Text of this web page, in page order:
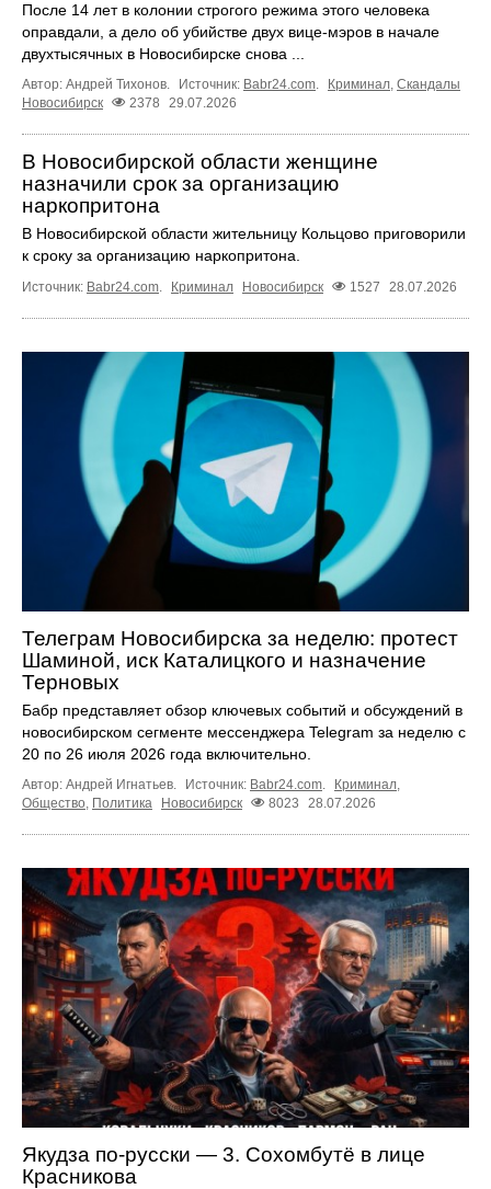
После 14 лет в колонии строгого режима этого человека
оправдали, а дело об убийстве двух вице-мэров в начале
двухтысячных в Новосибирске снова ...
Автор: Андрей Тихонов. Источник: Babr24.com. Криминал, Скандалы
Новосибирск
2378 29.07.2026
В Новосибирской области женщине
назначили срок за организацию
наркопритона
В Новосибирской области жительницу Кольцово приговорили
к сроку за организацию наркопритона.
Источник: Babr24.com. Криминал Новосибирск 1527 28.07.2026
Телеграм Новосибирска за неделю: протест
Шаминой, иск Каталицкого и назначение
Терновых
Бабр представляет обзор ключевых событий и обсуждений в
новосибирском сегменте мессенджера Telegram за неделю с
20 по 26 июля 2026 года включительно.
Автор: Андрей Игнатьев. Источник: Babr24.com. Криминал,
Общество, Политика Новосибирск 8023 28.07.2026
Якудза по-русски — 3. Сохомбутё в лице
Красникова